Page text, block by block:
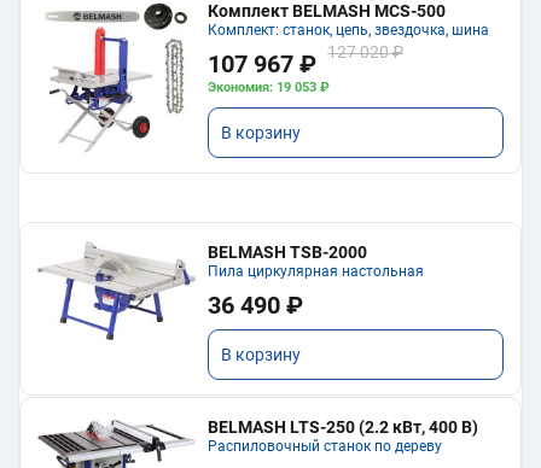
Комплект BELMASH MCS-500
Комплект: станок, цепь, звездочка, шина
107 967 ₽ 127 020 ₽
Экономия: 19 053 ₽
В корзину
BELMASH TSB-2000
Пила циркулярная настольная
36 490 ₽
В корзину
BELMASH LTS-250 (2.2 кВт, 400 В)
Распиловочный станок по дереву